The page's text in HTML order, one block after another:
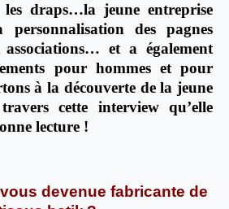
draps…la jeune entreprise
des pagnes
associations… et a également
pour hommes et pour
à la découverte de la jeune
cette interview qu’elle
lecture !
devenue fabricante de